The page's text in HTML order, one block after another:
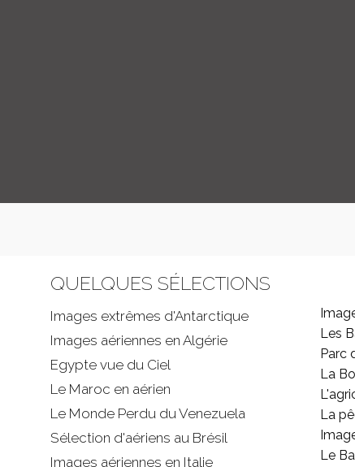
QUELQUES SÉLECTIONS
Images extrêmes d'Antarctique
Images aériennes en Algérie
Egypte vue du Ciel
Le Maroc en aérien
Le Monde Perdu du Venezuela
Sélection d'aériens au Brésil
Images aériennes en Italie
Les
Parc
La
La
Le